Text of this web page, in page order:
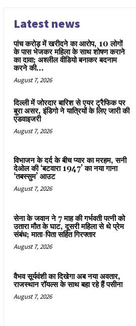
Latest news
पांच करोड़ में खरीदने का आरोप, 10 लोगों
के पास भेजकर महिला के साथ शोषण कराने
का दावा; अश्लील वीडियो बनाकर बदनाम
करने की...
August 7, 2026
दिल्ली में जोरदार बारिश से एयर ट्रैफिक पर
बुरा असर, इंडिगो ने यात्रियों के लिए जारी की
एडवाइजरी
August 7, 2026
विभाजन के दर्द के बीच प्यार का मरहम, सनी
देओल की ‘बटवारा 1947’ का नया गाना
‘तबस्सुम’ आउट
August 7, 2026
सेना के जवान ने 7 माह की गर्भवती पत्नी को
उतारा मौत के घाट, दूसरी महिला से थे प्रेम
संबंध; माता-पिता सहित गिरफ्तार
August 7, 2026
वैभव सूर्यवंशी का दिखेगा अब नया अवतार,
राजस्थान रॉयल्स के साथ बहा रहे हैं पसीना
August 7, 2026